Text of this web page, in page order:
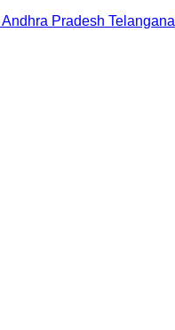
Andhra Pradesh Telangana